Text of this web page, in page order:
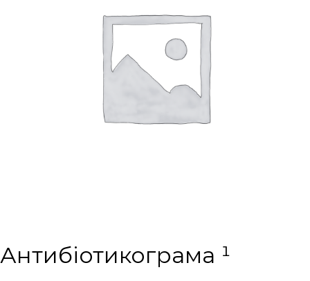
Антибіотикограма ¹